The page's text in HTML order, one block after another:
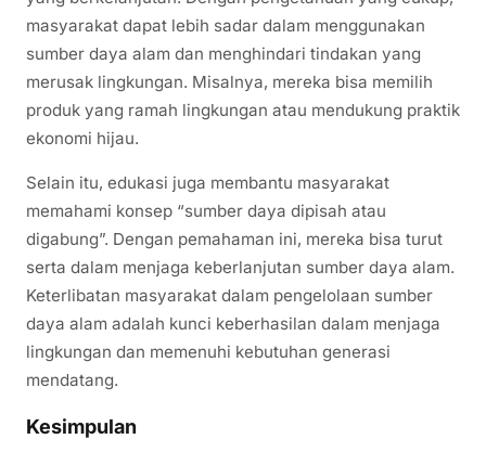
masyarakat dapat lebih sadar dalam menggunakan
sumber daya alam dan menghindari tindakan yang
merusak lingkungan. Misalnya, mereka bisa memilih
produk yang ramah lingkungan atau mendukung praktik
ekonomi hijau.
Selain itu, edukasi juga membantu masyarakat
memahami konsep “sumber daya dipisah atau
digabung”. Dengan pemahaman ini, mereka bisa turut
serta dalam menjaga keberlanjutan sumber daya alam.
Keterlibatan masyarakat dalam pengelolaan sumber
daya alam adalah kunci keberhasilan dalam menjaga
lingkungan dan memenuhi kebutuhan generasi
mendatang.
Kesimpulan